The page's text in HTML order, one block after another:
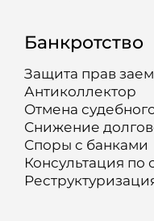
Банкротство
Защита прав
Антиколлектор
Отмена
Снижение
Споры с банками
Консультация по